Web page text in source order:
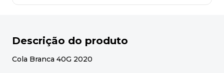
Descrição do produto
Cola Branca 40G 2020